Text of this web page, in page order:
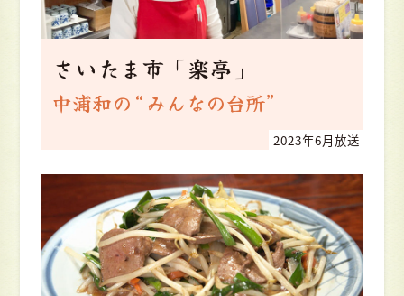
さいたま市「楽亭」
中浦和の“みんなの台所”
2023年6月放送